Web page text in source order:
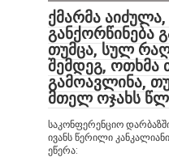
ქმარმა აიძულა,
განქორწინება
თუმცა, სულ
შემდეგ, ოთხმა
გამოავლინა,
მთელ ოჯახს
საკონფერენციო
ივანს წერილი
ეწერა: